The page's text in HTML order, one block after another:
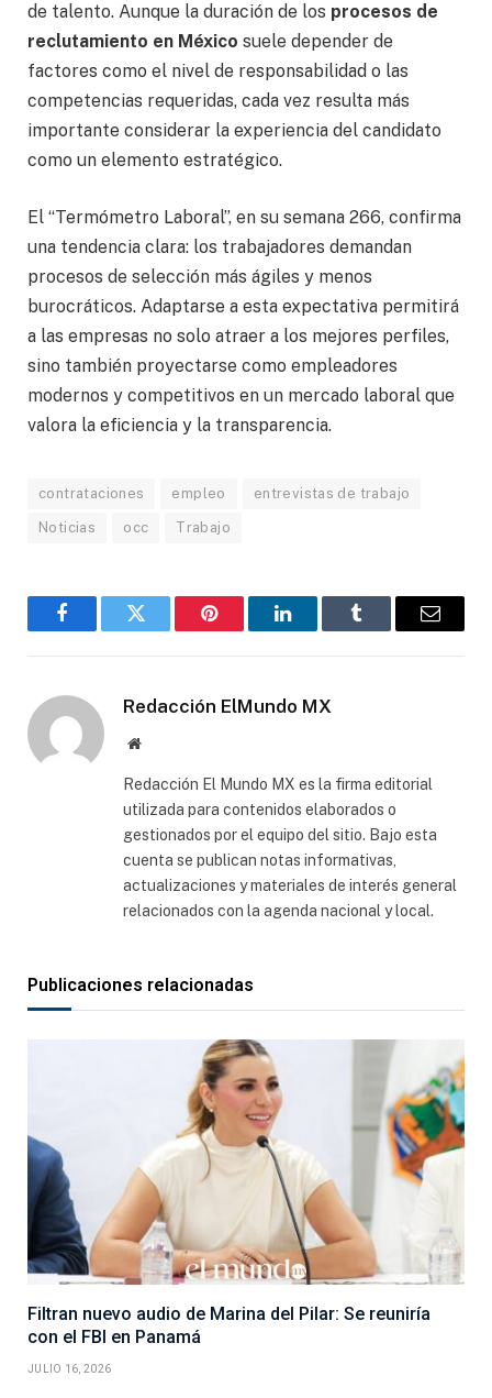
de talento. Aunque la duración de los procesos de
reclutamiento en México suele depender de
factores como el nivel de responsabilidad o las
competencias requeridas, cada vez resulta más
importante considerar la experiencia del candidato
como un elemento estratégico.
El “Termómetro Laboral”, en su semana 266, confirma
una tendencia clara: los trabajadores demandan
procesos de selección más ágiles y menos
burocráticos. Adaptarse a esta expectativa permitirá
a las empresas no solo atraer a los mejores perfiles,
sino también proyectarse como empleadores
modernos y competitivos en un mercado laboral que
valora la eficiencia y la transparencia.
contrataciones empleo entrevistas de trabajo
Noticias occ Trabajo
FacebookGorjeo Pinterest LinkedInTumblr
Correo
Redacción ElMundo MX
Sitio
Redacción El Mundo MX es la firma editorial
utilizada para contenidos elaborados o
gestionados por el equipo del sitio. Bajo esta
cuenta se publican notas informativas,
actualizaciones y materiales de interés general
relacionados con la agenda nacional y local.
Publicaciones relacionadas
Filtran nuevo audio de Marina del Pilar: Se reuniría
con el FBI en Panamá
JULIO 16, 2026